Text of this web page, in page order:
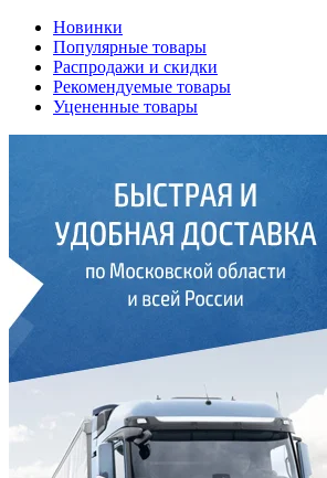
Новинки
Популярные товары
Распродажи и скидки
Рекомендуемые товары
Уцененные товары